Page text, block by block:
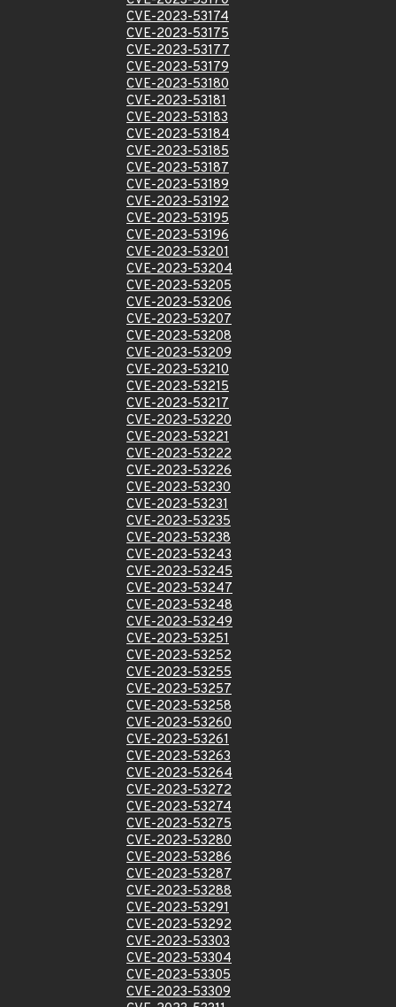
CVE-2023-53174
CVE-2023-53175
CVE-2023-53177
CVE-2023-53179
CVE-2023-53180
CVE-2023-53181
CVE-2023-53183
CVE-2023-53184
CVE-2023-53185
CVE-2023-53187
CVE-2023-53189
CVE-2023-53192
CVE-2023-53195
CVE-2023-53196
CVE-2023-53201
CVE-2023-53204
CVE-2023-53205
CVE-2023-53206
CVE-2023-53207
CVE-2023-53208
CVE-2023-53209
CVE-2023-53210
CVE-2023-53215
CVE-2023-53217
CVE-2023-53220
CVE-2023-53221
CVE-2023-53222
CVE-2023-53226
CVE-2023-53230
CVE-2023-53231
CVE-2023-53235
CVE-2023-53238
CVE-2023-53243
CVE-2023-53245
CVE-2023-53247
CVE-2023-53248
CVE-2023-53249
CVE-2023-53251
CVE-2023-53252
CVE-2023-53255
CVE-2023-53257
CVE-2023-53258
CVE-2023-53260
CVE-2023-53261
CVE-2023-53263
CVE-2023-53264
CVE-2023-53272
CVE-2023-53274
CVE-2023-53275
CVE-2023-53280
CVE-2023-53286
CVE-2023-53287
CVE-2023-53288
CVE-2023-53291
CVE-2023-53292
CVE-2023-53303
CVE-2023-53304
CVE-2023-53305
CVE-2023-53309